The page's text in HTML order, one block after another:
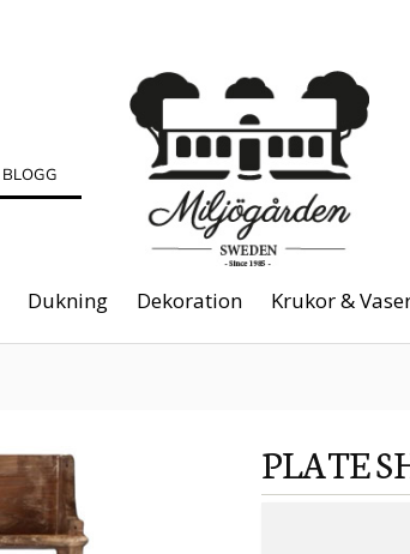
BLOGG
Dukning Dekoration Krukor &
PLATE